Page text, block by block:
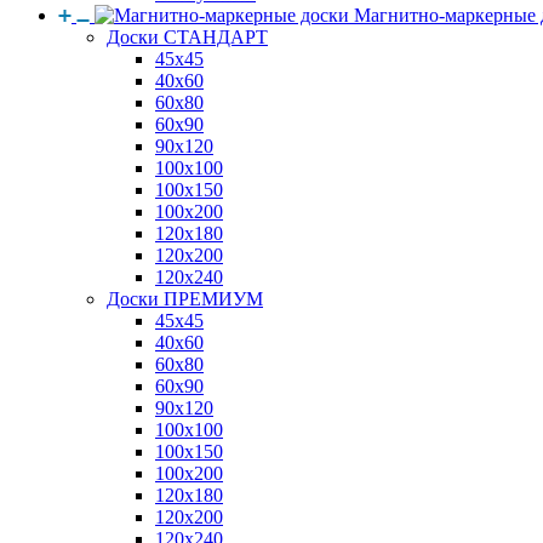
Магнитно-маркерные
Доски СТАНДАРТ
45x45
40x60
60x80
60x90
90x120
100x100
100x150
100x200
120x180
120x200
120x240
Доски ПРЕМИУМ
45x45
40x60
60x80
60x90
90x120
100x100
100x150
100x200
120x180
120x200
120x240